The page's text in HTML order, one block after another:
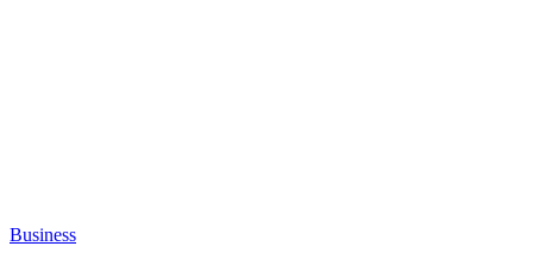
Business